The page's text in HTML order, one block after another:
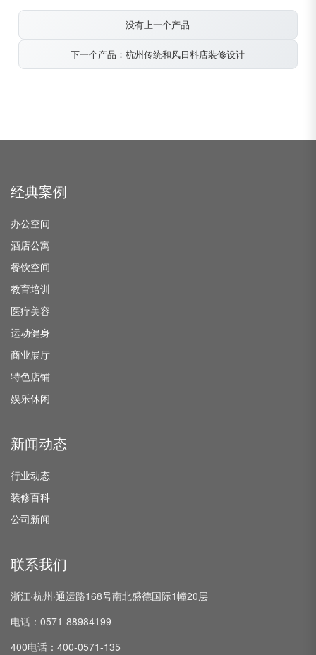
没有上一个产品
下一个产品：杭州传统和风日料店装修设计
经典案例
办公空间
酒店公寓
餐饮空间
教育培训
医疗美容
运动健身
商业展厅
特色店铺
娱乐休闲
新闻动态
行业动态
装修百科
公司新闻
联系我们
浙江·杭州·通运路168号南北盛德国际1幢20层
电话：0571-88984199
400电话：400-0571-135